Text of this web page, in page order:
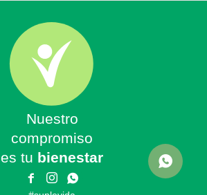
Nuestro
compromiso
es tu bienestar
 
